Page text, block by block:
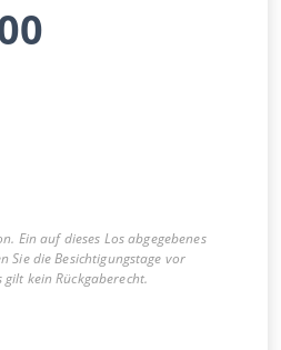
Ein auf dieses Los abgegebenes
Sie die Besichtigungstage vor
gilt kein Rückgaberecht.